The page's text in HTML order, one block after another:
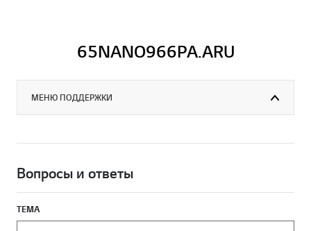
65NANO966PA.ARU
МЕНЮ ПОДДЕРЖКИ
Вопросы и ответы
ТЕМА